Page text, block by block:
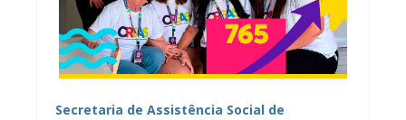
Secretaria de Assistência Social de